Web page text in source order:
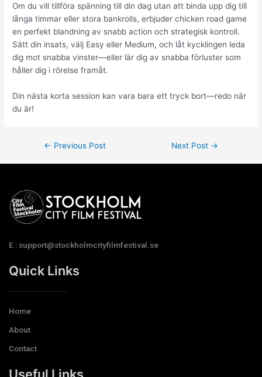
Om du vill tillföra spänning till din dag utan att binda upp dig till
långa timmar eller stora bankrolls, erbjuder chicken road game
en perfekt blandning av snabb action och strategisk kontroll.
Sätt din insats, välj Easy eller Medium, och låt kycklingen leda
dig mot snabba vinster—eller lär dig av snabba förluster som
håller dig i rörelse framåt.
Din nästa korta session kan vara bara ett tryck bort—redo när
du är!
← Previous Post Next Post →
E : support@stockholmcityfilmfestival.se
Quick Links
Home
About
Contact
Useful Links